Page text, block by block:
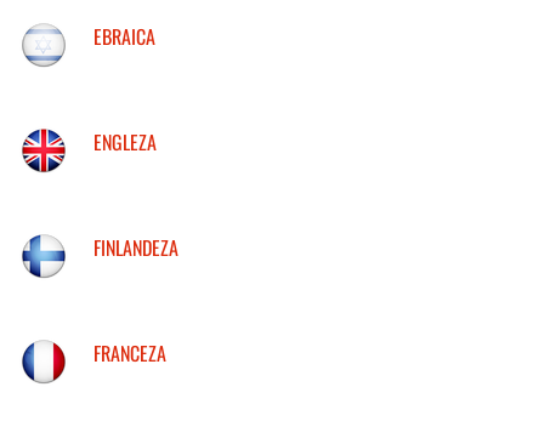
EBRAICA
ENGLEZA
FINLANDEZA
FRANCEZA